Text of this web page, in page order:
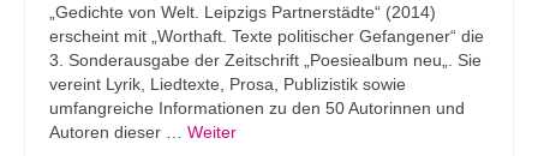
„Gedichte von Welt. Leipzigs Partnerstädte“ (2014)
erscheint mit „Worthaft. Texte politischer Gefangener“ die
3. Sonderausgabe der Zeitschrift „Poesiealbum neu„. Sie
vereint Lyrik, Liedtexte, Prosa, Publizistik sowie
umfangreiche Informationen zu den 50 Autorinnen und
Autoren dieser … Weiter